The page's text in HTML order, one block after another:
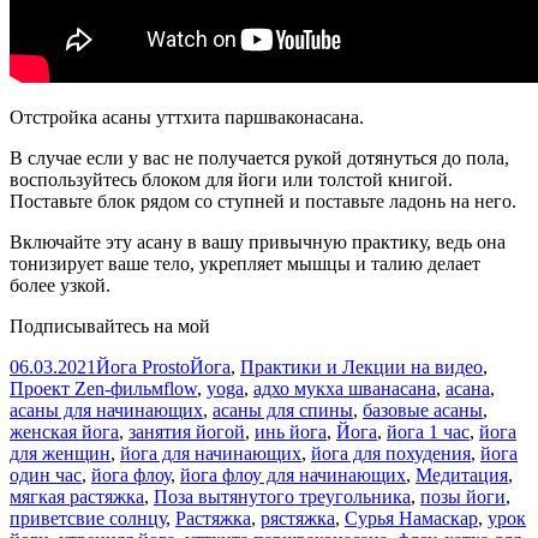
Отстройка асаны уттхита паршваконасана.
В случае если у вас не получается рукой дотянуться до пола,
воспользуйтесь блоком для йоги или толстой книгой.
Поставьте блок рядом со ступней и поставьте ладонь на него.
Включайте эту асану в вашу привычную практику, ведь она
тонизирует ваше тело, укрепляет мышцы и талию делает
более узкой.
Подписывайтесь на мой
Опубликовано
06.03.2021Автор
Йога ProstoРубрики
Йога, Практики и Лекции на видео,
Проект Zen-фильмМетки
flow, yoga, адхо мукха шванасана, асана,
асаны для начинающих, асаны для спины, базовые асаны,
женская йога, занятия йогой, инь йога, Йога, йога 1 час, йога
для женщин, йога для начинающих, йога для похудения, йога
один час, йога флоу, йога флоу для начинающих, Медитация,
мягкая растяжка, Поза вытянутого треугольника, позы йоги,
приветсвие солнцу, Растяжка, рястяжка, Сурья Намаскар, урок